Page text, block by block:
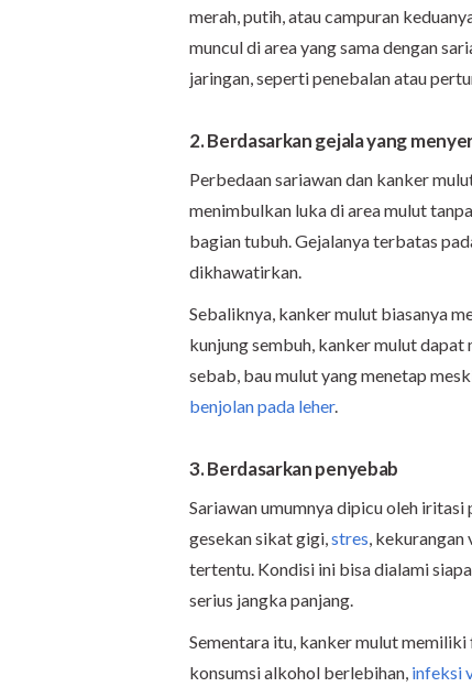
merah, putih, atau campuran
muncul di area yang sama dengan
jaringan, seperti penebalan atau
2. Berdasarkan gejala yang
Perbedaan sariawan dan kanker
menimbulkan luka di area mulut
bagian tubuh. Gejalanya terbatas
dikhawatirkan.
Sebaliknya, kanker mulut biasanya
kunjung sembuh, kanker mulut
sebab, bau mulut yang menetap
benjolan pada leher.
3. Berdasarkan penyebab
Sariawan umumnya dipicu oleh
gesekan sikat gigi,stres, kekurangan
tertentu. Kondisi ini bisa dialami
serius jangka panjang.
Sementara itu, kanker mulut
konsumsi alkohol berlebihan, infeksi